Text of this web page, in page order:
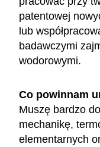
patentowej
lub
badawczymi
wodorowymi.
Co powinnam
Muszę bardzo
mechanikę,
elementarnych